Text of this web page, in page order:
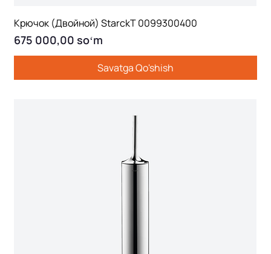
Крючок (Двойной) StarckT 0099300400
Price
675 000,00 soʻm
Savatga Qo'shish